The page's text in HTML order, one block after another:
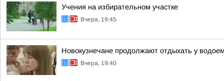
Учения на избирательном участке
Вчера, 19:45
Новокузнечане продолжают отдыхать у
Вчера, 19:40